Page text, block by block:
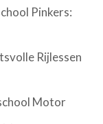
Pinkers:
Rijlessen
Motor